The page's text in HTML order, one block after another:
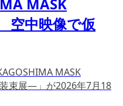
空中映像で仮
MASK
束展―」が2026年7月18